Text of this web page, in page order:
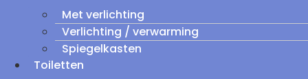
Met verlichting
Verlichting / verwarming
Spiegelkasten
Toiletten